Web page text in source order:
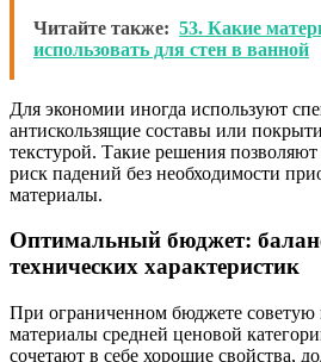
Читайте также: 53. Какие
использовать для стен в ванной
Для экономии иногда используют
антискользящие составы или
текстурой. Такие решения позволяют
риск падений без необходимости
материалы.
Оптимальный бюджет:
технических характеристик
При ограниченном бюджете советую
материалы средней ценовой
сочетают в себе хорошие свойства,